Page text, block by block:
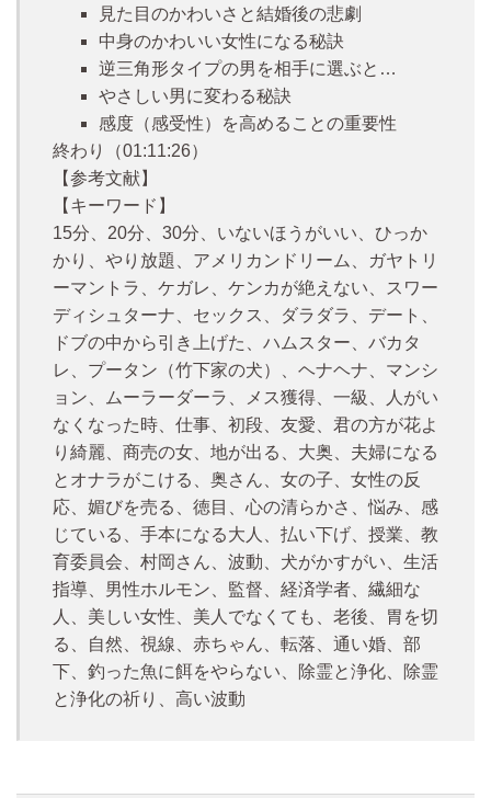
見た目のかわいさと結婚後の悲劇
中身のかわいい女性になる秘訣
逆三角形タイプの男を相手に選ぶと…
やさしい男に変わる秘訣
感度（感受性）を高めることの重要性
終わり（01:11:26）
【参考文献】
【キーワード】
15分、20分、30分、いないほうがいい、ひっか
かり、やり放題、アメリカンドリーム、ガヤトリ
ーマントラ、ケガレ、ケンカが絶えない、スワー
ディシュターナ、セックス、ダラダラ、デート、
ドブの中から引き上げた、ハムスター、バカタ
レ、プータン（竹下家の犬）、ヘナヘナ、マンシ
ョン、ムーラーダーラ、メス獲得、一級、人がい
なくなった時、仕事、初段、友愛、君の方が花よ
り綺麗、商売の女、地が出る、大奥、夫婦になる
とオナラがこける、奥さん、女の子、女性の反
応、媚びを売る、徳目、心の清らかさ、悩み、感
じている、手本になる大人、払い下げ、授業、教
育委員会、村岡さん、波動、犬がかすがい、生活
指導、男性ホルモン、監督、経済学者、繊細な
人、美しい女性、美人でなくても、老後、胃を切
る、自然、視線、赤ちゃん、転落、通い婚、部
下、釣った魚に餌をやらない、除霊と浄化、除霊
と浄化の祈り、高い波動